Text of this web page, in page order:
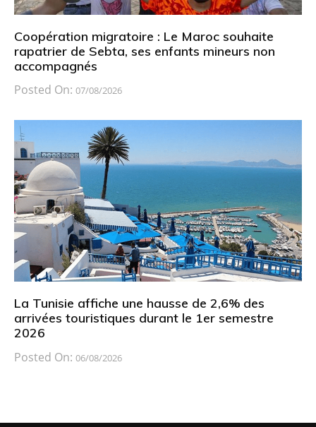
Coopération migratoire : Le Maroc souhaite
rapatrier de Sebta, ses enfants mineurs non
accompagnés
Posted On: 07/08/2026
La Tunisie affiche une hausse de 2,6% des
arrivées touristiques durant le 1er semestre
2026
Posted On: 06/08/2026